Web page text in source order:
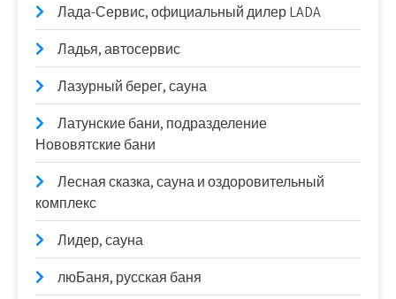
Лада-Сервис, официальный дилер LADA
Ладья, автосервис
Лазурный берег, сауна
Латунские бани, подразделение
Нововятские бани
Лесная сказка, сауна и оздоровительный
комплекс
Лидер, сауна
люБаня, русская баня